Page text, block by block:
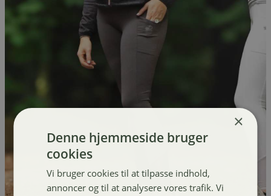
×
Denne hjemmeside bruger
cookies
Vi bruger cookies til at tilpasse indhold,
annoncer og til at analysere vores trafik. Vi